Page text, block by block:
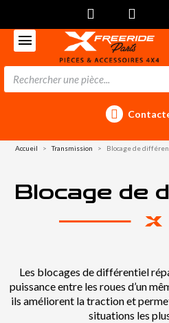
Accueil Transmission Blocage de
Blocage de
Les blocages de différentiel
puissance entre les roues d’un
ils améliorent la traction et
situations les